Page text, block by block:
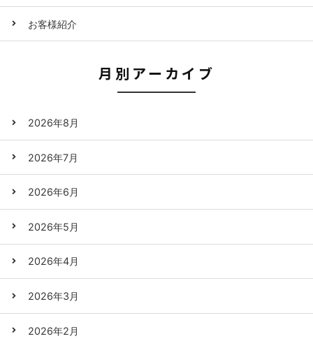
お客様紹介
月別アーカイブ
2026年8月
2026年7月
2026年6月
2026年5月
2026年4月
2026年3月
2026年2月